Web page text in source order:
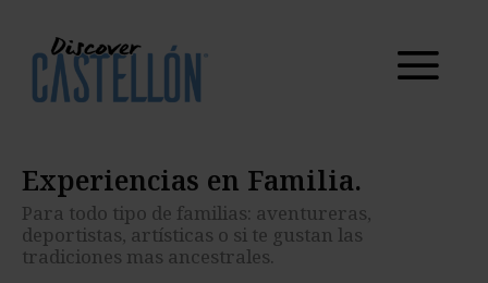
Para todo tipo de familias: aventureras, deportistas,
artísticas o si te gustan las tradiciones mas
Experiencias en Familia.
Para todo tipo de familias: aventureras,
deportistas, artísticas o si te gustan las
tradiciones mas ancestrales.